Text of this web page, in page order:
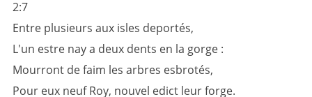
2:7
Entre plusieurs aux isles deportés,
L'un estre nay a deux dents en la gorge :
Mourront de faim les arbres esbrotés,
Pour eux neuf Roy, nouvel edict leur forge.